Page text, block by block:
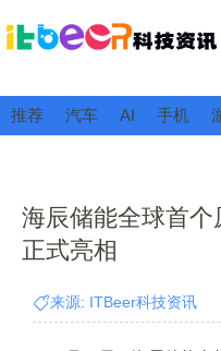
推荐 汽车 AI 手机
海辰储能全球首
正式亮相
来源: ITBeer科技资讯